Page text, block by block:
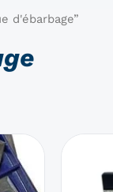
d'ébarbage”